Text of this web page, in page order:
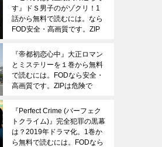
す』ドＳ男子のがゾクリ！1
話から無料で読むには。なら
FOD安全・高画質です。ZIP
『帝都初恋心中』大正ロマン
とミステリーを１巻から無料
で読むには。FODなら安全・
高画質です。ZIPは危険で
『Perfect Crime (パーフェク
トクライム)』完全犯罪の黒幕
は？2019年ドラマ化。1巻か
ら無料で読むには。FODなら